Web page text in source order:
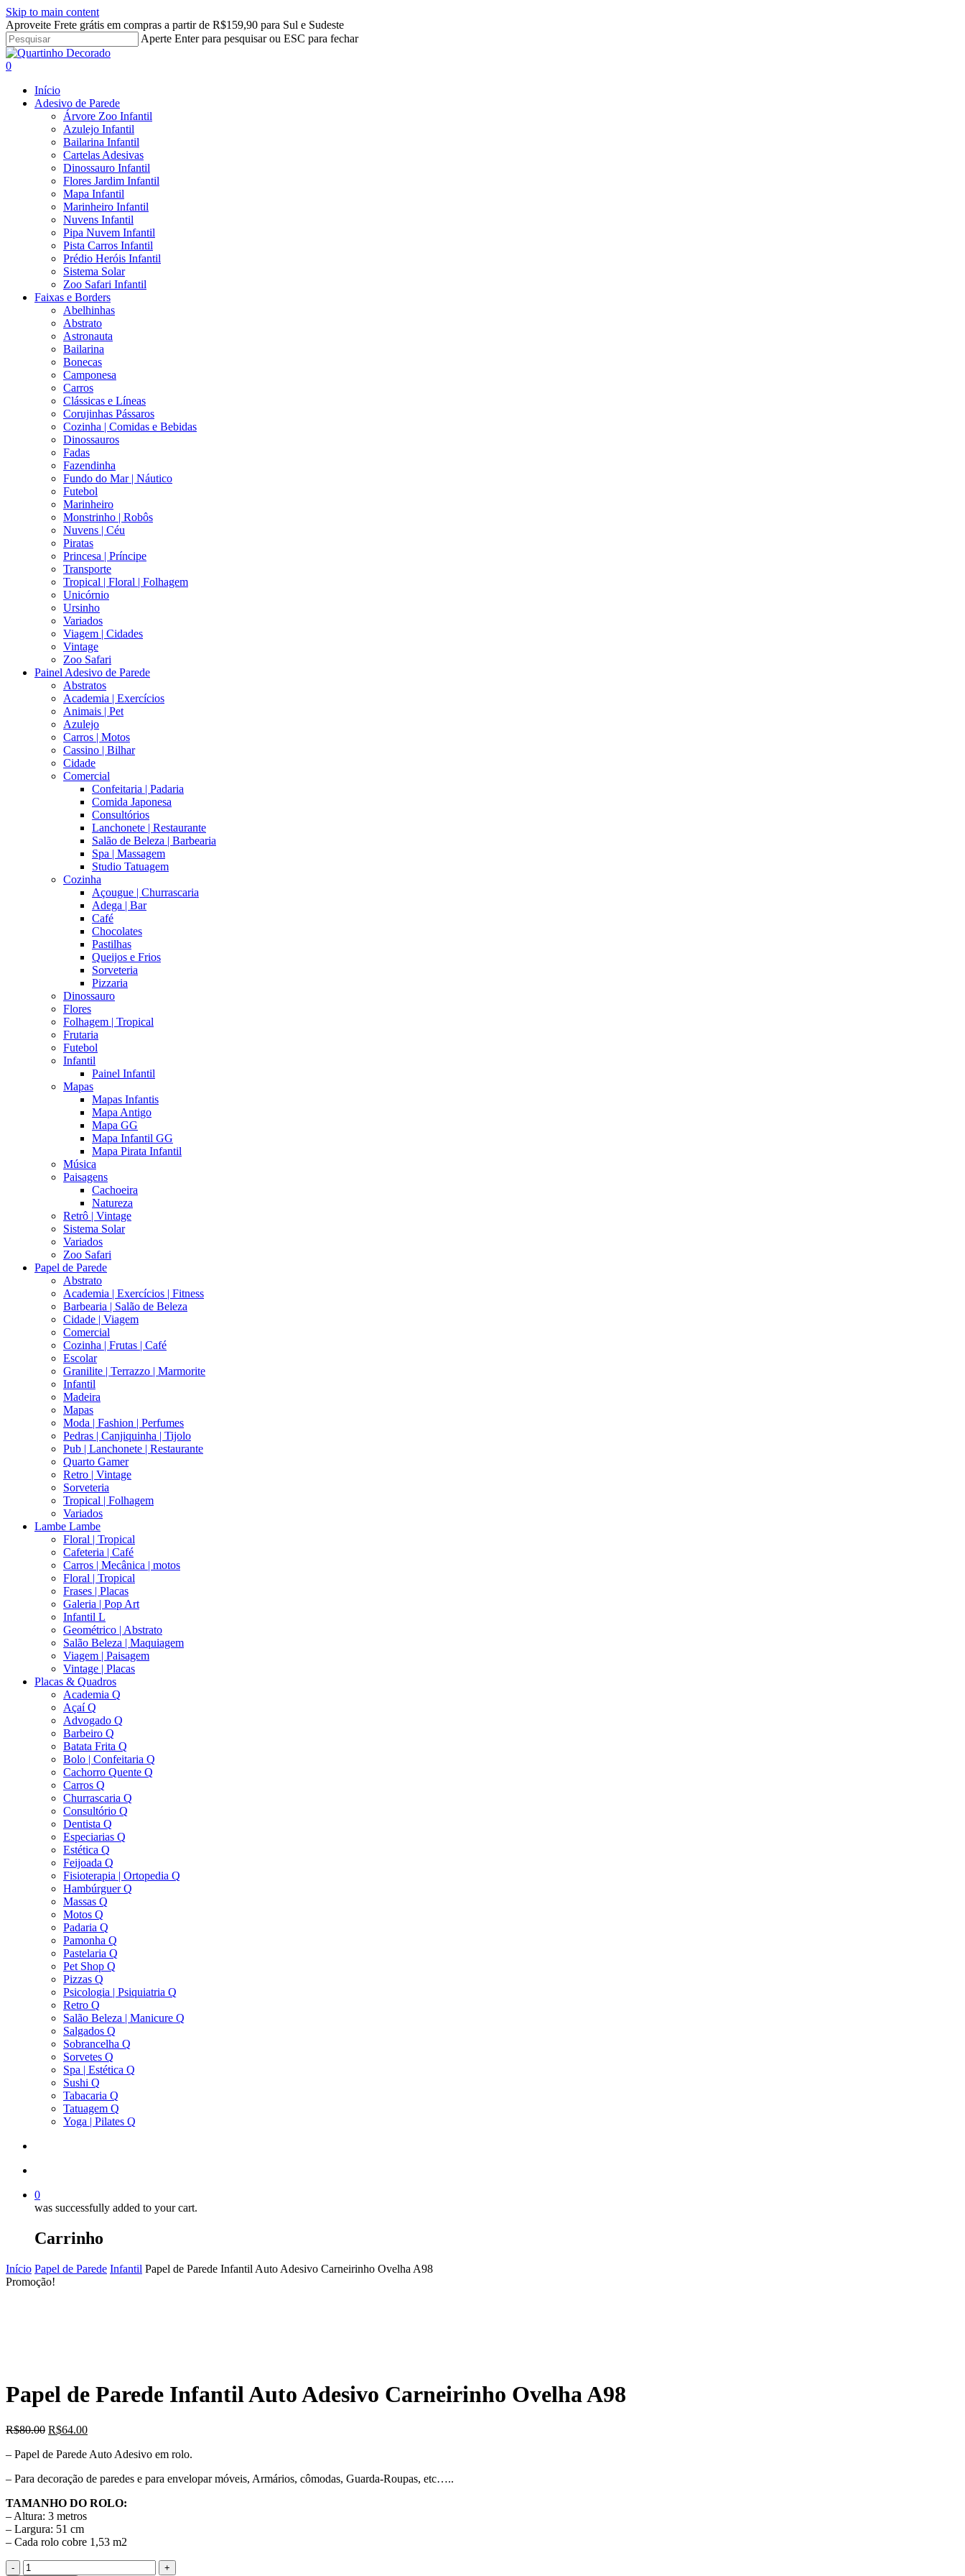
Skip to main content
Aproveite Frete grátis em compras a partir de R$159,90 para Sul e Sudeste
Aperte Enter para pesquisar ou ESC para fechar
Close
Search
search
account
0
Início
Adesivo de Parede
Árvore Zoo Infantil
Azulejo Infantil
Bailarina Infantil
Cartelas Adesivas
Dinossauro Infantil
Flores Jardim Infantil
Mapa Infantil
Marinheiro Infantil
Nuvens Infantil
Pipa Nuvem Infantil
Pista Carros Infantil
Prédio Heróis Infantil
Sistema Solar
Zoo Safari Infantil
Faixas e Borders
Abelhinhas
Abstrato
Astronauta
Bailarina
Bonecas
Camponesa
Carros
Clássicas e Líneas
Corujinhas Pássaros
Cozinha | Comidas e Bebidas
Dinossauros
Fadas
Fazendinha
Fundo do Mar | Náutico
Futebol
Marinheiro
Monstrinho | Robôs
Nuvens | Céu
Piratas
Princesa | Príncipe
Transporte
Tropical | Floral | Folhagem
Unicórnio
Ursinho
Variados
Viagem | Cidades
Vintage
Zoo Safari
Painel Adesivo de Parede
Abstratos
Academia | Exercícios
Animais | Pet
Azulejo
Carros | Motos
Cassino | Bilhar
Cidade
Comercial
Confeitaria | Padaria
Comida Japonesa
Consultórios
Lanchonete | Restaurante
Salão de Beleza | Barbearia
Spa | Massagem
Studio Tatuagem
Cozinha
Açougue | Churrascaria
Adega | Bar
Café
Chocolates
Pastilhas
Queijos e Frios
Sorveteria
Pizzaria
Dinossauro
Flores
Folhagem | Tropical
Frutaria
Futebol
Infantil
Painel Infantil
Mapas
Mapas Infantis
Mapa Antigo
Mapa GG
Mapa Infantil GG
Mapa Pirata Infantil
Música
Paisagens
Cachoeira
Natureza
Retrô | Vintage
Sistema Solar
Variados
Zoo Safari
Papel de Parede
Abstrato
Academia | Exercícios | Fitness
Barbearia | Salão de Beleza
Cidade | Viagem
Comercial
Cozinha | Frutas | Café
Escolar
Granilite | Terrazzo | Marmorite
Infantil
Madeira
Mapas
Moda | Fashion | Perfumes
Pedras | Canjiquinha | Tijolo
Pub | Lanchonete | Restaurante
Quarto Gamer
Retro | Vintage
Sorveteria
Tropical | Folhagem
Variados
Lambe Lambe
Floral | Tropical
Cafeteria | Café
Carros | Mecânica | motos
Floral | Tropical
Frases | Placas
Galeria | Pop Art
Infantil L
Geométrico | Abstrato
Salão Beleza | Maquiagem
Viagem | Paisagem
Vintage | Placas
Placas & Quadros
Academia Q
Açaí Q
Advogado Q
Barbeiro Q
Batata Frita Q
Bolo | Confeitaria Q
Cachorro Quente Q
Carros Q
Churrascaria Q
Consultório Q
Dentista Q
Especiarias Q
Estética Q
Feijoada Q
Fisioterapia | Ortopedia Q
Hambúrguer Q
Massas Q
Motos Q
Padaria Q
Pamonha Q
Pastelaria Q
Pet Shop Q
Pizzas Q
Psicologia | Psiquiatria Q
Retro Q
Salão Beleza | Manicure Q
Salgados Q
Sobrancelha Q
Sorvetes Q
Spa | Estética Q
Sushi Q
Tabacaria Q
Tatuagem Q
Yoga | Pilates Q
0
was successfully added to your cart.
Carrinho
Início Papel de Parede Infantil Papel de Parede Infantil Auto Adesivo Carneirinho Ovelha A98
Promoção!
Papel de Parede Infantil Auto Adesivo Carneirinho Ovelha A98
R$80.00 O
original
R$80.00.
R$64.00O
atual
R$64.00.
– Papel de Parede Auto Adesivo em rolo.
– Para decoração de paredes e para envelopar móveis, Armários, cômodas, Guarda-Roupas, etc…..
TAMANHO DO ROLO:
– Altura: 3 metros
– Largura: 51 cm
– Cada rolo cobre 1,53 m2
Quantidade